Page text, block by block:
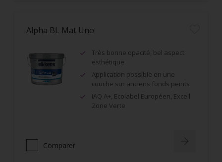
Alpha BL Mat Uno
Très bonne opacité, bel aspect
esthétique
Application possible en une
couche sur anciens fonds peints
IAQ A+, Ecolabel Européen, Excell
Zone Verte
Comparer